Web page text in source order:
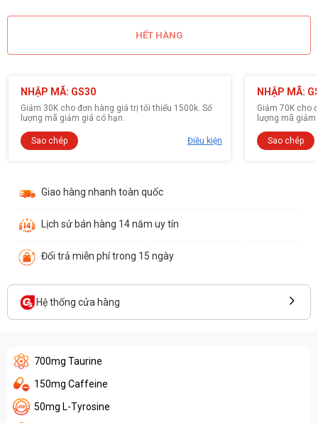
HẾT HÀNG
NHẬP MÃ: GS30
Giảm 30K cho đơn hàng giá trị tối thiểu 1500k. Số
lượng mã giảm giá có hạn.
Sao chép Điều kiện
NHẬP MÃ:
Giảm 70K cho
lượng mã
Sao chép
Giao hàng nhanh toàn quốc
Lịch sử bán hàng 14 năm uy tín
Đổi trả miễn phí trong 15 ngày
Hệ thống cửa hàng
700mg Taurine
150mg Caffeine
50mg L-Tyrosine